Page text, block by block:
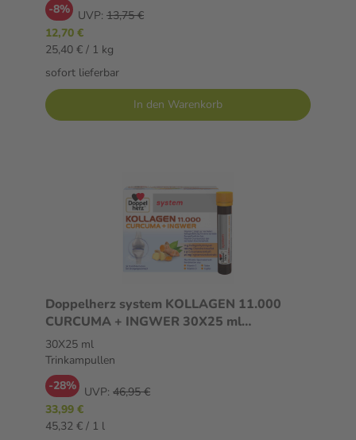
-8% UVP: 13,75 €
12,70 €
25,40 € / 1 kg
sofort lieferbar
In den Warenkorb
Doppelherz system KOLLAGEN 11.000
CURCUMA + INGWER 30X25 ml
Trinkampullen
30X25 ml
Trinkampullen
-28% UVP: 46,95 €
33,99 €
45,32 € / 1 l